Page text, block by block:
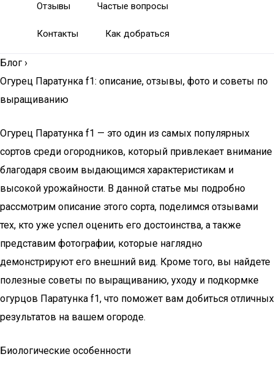
Отзывы Частые вопросы
Контакты Как добраться
Блог ›
Огурец Паратунка f1: описание, отзывы, фото и советы по
выращиванию
Огурец Паратунка f1 — это один из самых популярных
сортов среди огородников, который привлекает внимание
благодаря своим выдающимся характеристикам и
высокой урожайности. В данной статье мы подробно
рассмотрим описание этого сорта, поделимся отзывами
тех, кто уже успел оценить его достоинства, а также
представим фотографии, которые наглядно
демонстрируют его внешний вид. Кроме того, вы найдете
полезные советы по выращиванию, уходу и подкормке
огурцов Паратунка f1, что поможет вам добиться отличных
результатов на вашем огороде.
Биологические особенности